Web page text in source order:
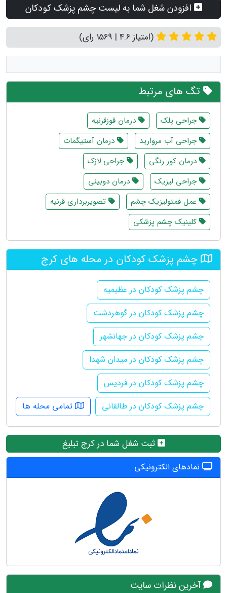
افزودن شغل شما به لیست چشم پزشک کودکان
(امتیاز 4.6 | 1569 رای)
تگ های مرتبط
جراحی پلک
درمان قوزقرنیه
جراحی آب مروارید
درمان آستیگمات
درمان کور رنگی
جراحی لازک
جراحی لیزیک
درمان دوبینی
عمل فمتولیزیک چشم
تصویربرداری قرنیه
کلینیک چشم پزشکی
چشم پزشک کودکان در محله های کرج
چشم پزشک کودکان در عظیمیه
چشم پزشک کودکان در گوهردشت
چشم پزشک کودکان در جهانشهر
چشم پزشک کودکان در میدان شهدا
چشم پزشک کودکان در فردیس
چشم پزشک کودکان در طالقانی
تمامی محله ها
ثبت شغل شما در کرج تبلیغ
نمادهای الکترونیکی
آخرین نظرات سایت